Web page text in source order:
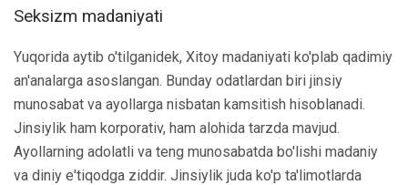
Seksizm madaniyati
Yuqorida aytib o'tilganidek, Xitoy madaniyati ko'plab qadimiy
an'analarga asoslangan. Bunday odatlardan biri jinsiy
munosabat va ayollarga nisbatan kamsitish hisoblanadi.
Jinsiylik ham korporativ, ham alohida tarzda mavjud.
Ayollarning adolatli va teng munosabatda bo'lishi madaniy
va diniy e'tiqodga ziddir. Jinsiylik juda ko'p ta'limotlarda